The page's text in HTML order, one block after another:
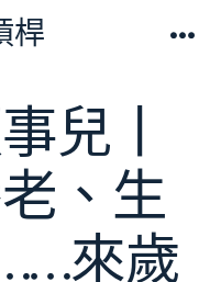
桿
兒丨
、生
來歲